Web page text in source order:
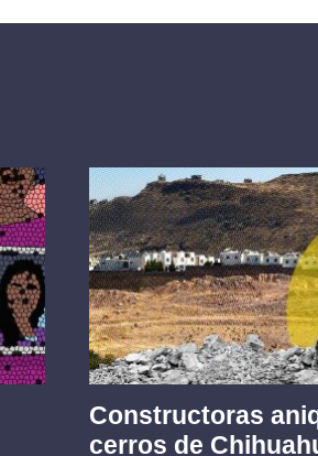
Constructoras
cerros de